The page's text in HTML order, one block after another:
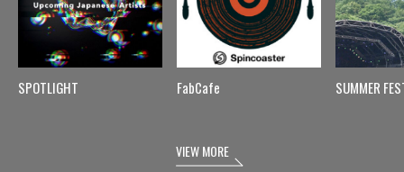
SPOTLIGHT FabCafe SUMMER
VIEW MORE